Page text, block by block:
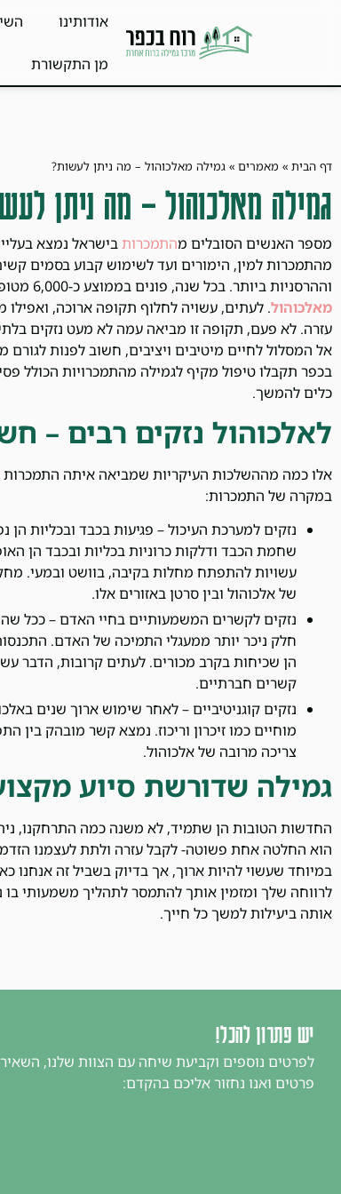
אודותינו
מן התקשורת
דף הבית » מאמרים » גמילה מאלכוהול – מה ניתן לעשות?
גמילה מאלכוהול – מה ניתן
מספר האנשים הסובלים מהתמכרותבישראל נמצא
מהתמכרות למין, הימורים ועד לשימוש קבוע בסמים
וההרסניות ביותר. בכל שנה, פונים בממוצע כ-6,000 מטופלים אל מרכזים ייעודיים על מנת לעבור תהליך
מאלכוהול. לעתים, עשויה לחלוף תקופה ארוכה,
עזרה. לא פעם, תקופה זו מביאה עמה לא מעט נזקים
אל המסלול לחיים מיטיבים ויציבים, חשוב לפנות
בכפר תקבלו טיפול מקיף לגמילה מהתמכרויות הכולל
כלים להמשך.
לאלכוהול נזקים רבים –
אלו כמה מההשלכות העיקריות שמביאה איתה
במקרה של התמכרות:
נזקים למערכת העיכול – פגיעות בכבד ובכליות
שחמת הכבד ודלקות כרוניות בכליות ובכבד הן
עשויות להתפתח מחלות בקיבה, בוושט ובמעי.
של אלכוהול ובין סרטן באזורים אלו.
נזקים לקשרים המשמעותיים בחיי האדם – ככל
חלק ניכר יותר ממעגלי התמיכה של האדם.
הן שכיחות בקרב מכורים. לעתים קרובות, הדבר
קשרים חברתיים.
נזקים קוגניטיביים – לאחר שימוש ארוך שנים
מוחיים כמו זיכרון וריכוז. נמצא קשר מובהק בין
צריכה מרובה של אלכוהול.
גמילה שדורשת סיוע
החדשות הטובות הן שתמיד, לא משנה כמה התרחקנו,
הוא החלטה אחת פשוטה- לקבל עזרה ולתת לעצמנו
במיוחד שעשוי להיות ארוך, אך בדיוק בשביל זה אנחנו
לרווחה שלך ומזמין אותך להתמסר לתהליך משמעותי
אותה ביעילות למשך כל חייך.
יש פתרון להכל!
לפרטים נוספים וקביעת שיחה עם הצוות שלנו,
פרטים ואנו נחזור אליכם בהקדם: